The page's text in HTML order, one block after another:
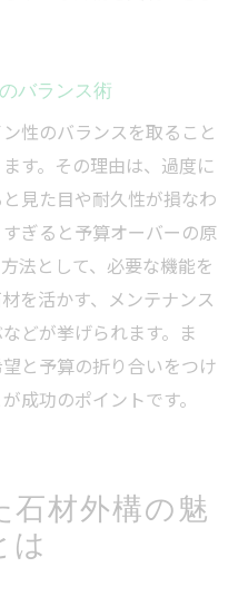
バランス術
性のバランスを取ること
す。その理由は、過度に
見た目や耐久性が損なわ
ぎると予算オーバーの原
法として、必要な機能を
を活かす、メンテナンス
どが挙げられます。ま
と予算の折り合いをつけ
成功のポイントです。
石材外構の魅
は